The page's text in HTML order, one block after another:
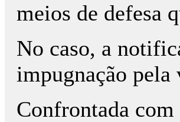
meios de defesa
No caso, a
impugnação
Confrontada